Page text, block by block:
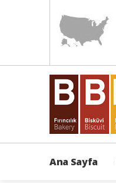
Ana Sayfa